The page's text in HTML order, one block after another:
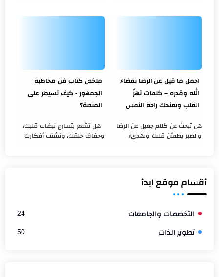
وافضلها من حيث الصعوبة
في كتاب أربعون ، يأخذنا أحمد ...
اجمل ما قيل عن الرضا بقضاء
الله وقدره – كلمات تهزّ
القلب وتمنحك راحة النفس
هل تبحث عن كلام جميل عن الرضا
والصبر يطمئن قلبك ويهديء
ملخص كتاب فن مخاطبة
الجمهور - كيف تسيطر على
المنصة؟
هل تشعر بتسارع نبضات قلبك،
وجفاف حلقك، وتشتت أفكارك
أقسام موقع ابدأ
التخصصات والجامعات 24
تطوير الذات 50